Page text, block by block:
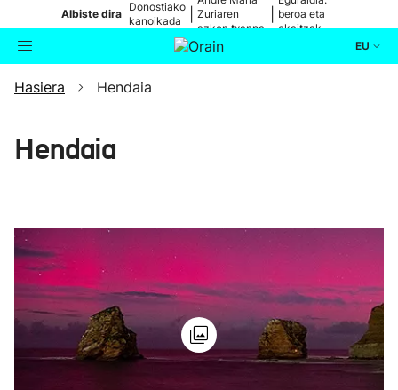
Albiste dira
Donostiako
kanoikada
Zuriaren
azken txanpa
beroa eta
ekaitzak
EU
Bilatzailea
Ikusmiran
Eguraldia
Hasiera Hendaia
Hendaia